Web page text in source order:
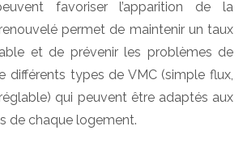
favoriser l’apparition de la
permet de maintenir un taux
et de prévenir les problèmes de
différents types de VMC (simple flux,
qui peuvent être adaptés aux
de chaque logement.